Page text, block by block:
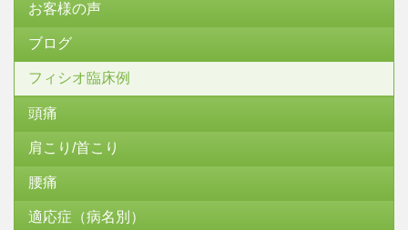
お客様の声
ブログ
フィシオ臨床例
頭痛
肩こり/首こり
腰痛
適応症（病名別）